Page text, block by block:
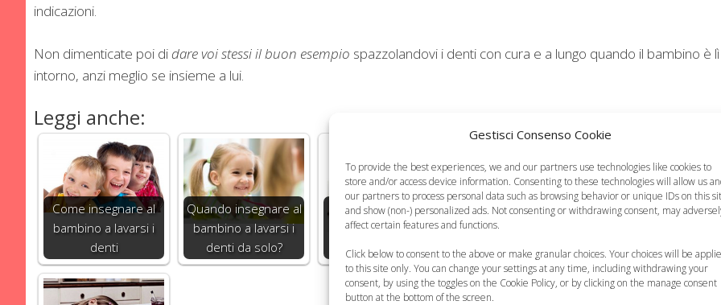
Gestisci Consenso Cookie
To provide the best experiences, we and our partners use technologies like cookies to
store and/or access device information. Consenting to these technologies will allow us
our partners to process personal data such as browsing behavior or unique IDs on this
and show (non-) personalized ads. Not consenting or withdrawing consent, may
affect certain features and functions.
Click below to consent to the above or make granular choices. Your choices will be
to this site only. You can change your settings at any time, including withdrawing your
consent, by using the toggles on the Cookie Policy, or by clicking on the manage consent
button at the bottom of the screen.
indicazioni.
Non dimenticate poi di dare voi stessi il buon esempio spazzolandovi i denti con cura e a lungo quando il bambino è lì
intorno, anzi meglio se insieme a lui.
Leggi anche:
Come insegnare al
bambino a lavarsi i
denti
Quando insegnare al
bambino a lavarsi i
denti da solo?
L'igiene: come
insegnarla al
bambino
Insegnare al
bambino a lavarsi e
vestirsi da solo
Giochi per bambini,
giusto